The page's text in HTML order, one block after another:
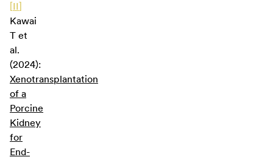
[II]
Kawai
T et
al.
(2024):
Xenotransplantation
of a
Porcine
Kidney
for
End-